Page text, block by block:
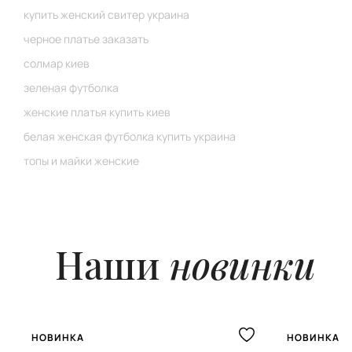
купить женский свитер украина
черное платье заказать
солмар киев
зеленая футболка
женские платья купить киев
белая женская футболка купить украина
топы и майки женские
Наши новинки
НОВИНКА НОВИНКА